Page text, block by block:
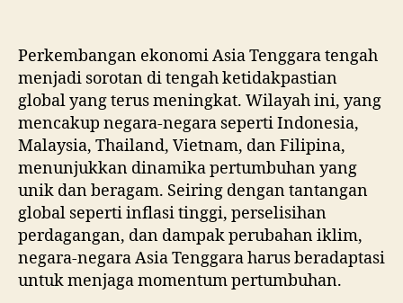
Perkembangan ekonomi Asia Tenggara tengah
menjadi sorotan di tengah ketidakpastian
global yang terus meningkat. Wilayah ini, yang
mencakup negara-negara seperti Indonesia,
Malaysia, Thailand, Vietnam, dan Filipina,
menunjukkan dinamika pertumbuhan yang
unik dan beragam. Seiring dengan tantangan
global seperti inflasi tinggi, perselisihan
perdagangan, dan dampak perubahan iklim,
negara-negara Asia Tenggara harus beradaptasi
untuk menjaga momentum pertumbuhan.